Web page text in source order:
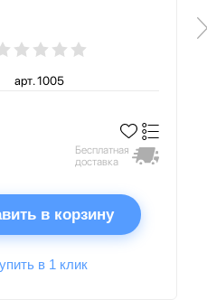
арт. 1005
Бесплатная
доставка
в корзину
в 1 клик